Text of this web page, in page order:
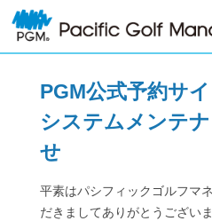
PGM公式予約サ
システムメンテ
せ
平素はパシフィックゴルフマ
だきましてありがとうございま